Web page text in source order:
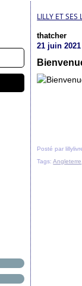
LILLY ET SES
thatcher
21 juin 2021
Posté par
Tags:Angleterre